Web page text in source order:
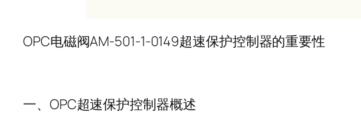
OPC电磁阀AM-501-1-0149超速保护控制器的重要性
一、 OPC超速保护控制器概述